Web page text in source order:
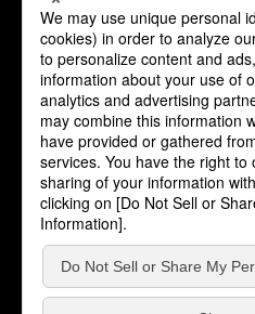
ABJマークは、この電子書店・
テンツ使用許諾を得た正規版配
番号 第6091713号）です。詳し
流通協議会］で検索してください